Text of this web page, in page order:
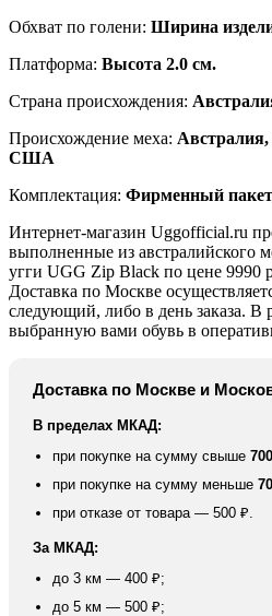
Обхват по голени: Ширина
Платформа: Высота 2.0 см.
Страна происхождения:
Происхождение меха:
США
Комплектация: Фирменный
Интернет-магазин Uggofficial.ru
выполненные из австралийского
угги UGG Zip Black по цене 9990
Доставка по Москве
следующий, либо в день заказа. В
выбранную вами обувь в
Доставка по Москве и
В пределах МКАД:
при покупке на сумму свыше
при покупке на сумму меньше
при отказе от товара — 500 ₽.
За МКАД:
до 3 км — 400 ₽;
до 5 км — 500 ₽;